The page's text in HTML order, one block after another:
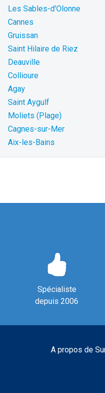
Les Sables-d'Olonne
Cannes
Gruissan
Saint Hilaire de Riez
Deauville
Collioure
Agay
Saint Aygulf
Moliets (Plage)
Cagnes-sur-Mer
Aix-les-Bains
Spécialiste
depuis 2006
A propos de